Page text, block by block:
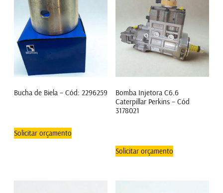
Bucha de Biela – Cód: 2296259
Solicitar orçamento
Bomba Injetora C6.6
Caterpillar Perkins – Cód
3178021
Solicitar orçamento